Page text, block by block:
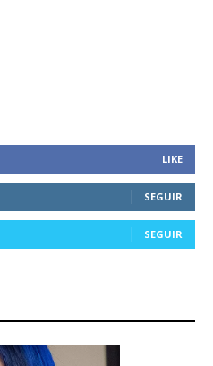
LIKE
SEGUIR
SEGUIR